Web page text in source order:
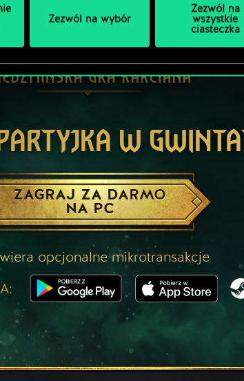
Zezwól na wybór
Zezwól na
wszystkie
ciasteczka
W
ZAGRAJ ZA DARMO
NA PC
opcjonalne mikrotransakcje